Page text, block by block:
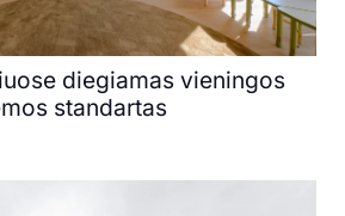
diegiamas vieningos
standartas